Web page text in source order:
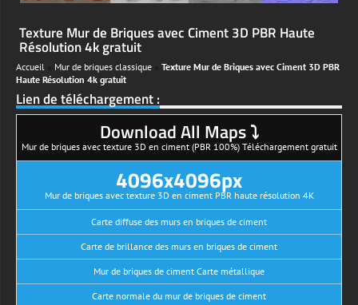
Texture Mur de Briques avec Ciment 3D PBR Haute
Résolution 4k gratuit
Accueil Mur de briques classique
Texture Mur de Briques avec Ciment 3D PBR
Haute Résolution 4k gratuit
Lien de téléchargement :
Download All Maps ⤵
Mur de briques avec texture 3D en ciment (PBR 100%) Téléchargement gratuit
4096x4096px
Mur de briques avec texture 3D en ciment PBR haute résolution 4K
Carte diffuse des murs en briques de ciment
Carte de brillance des murs en briques de ciment
Mur de briques de ciment Carte métallique
Carte normale du mur de briques de ciment